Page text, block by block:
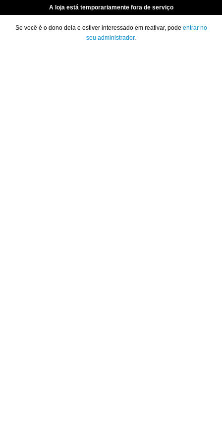
A loja está temporariamente fora de serviço
Se você é o dono dela e estiver interessado em reativar, pode entrar no
seu administrador.